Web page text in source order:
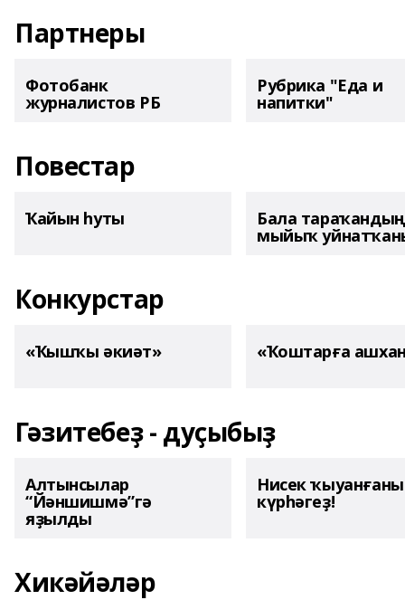
Партнеры
Фотобанк
журналистов РБ
Рубрика "Еда и
напитки"
Повестар
Ҡайын һуты Бала тараҡандың
мыйыҡ
Конкурстар
«Ҡышҡы әкиәт» «Ҡоштарға
Гәзитебеҙ - дуҫыбыҙ
Алтынсылар
“Йәншишмә”гә
яҙылды
Нисек
күрһәгеҙ!
Хикәйәләр